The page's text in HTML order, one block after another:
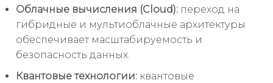
Облачные вычисления (Cloud): переход на
гибридные и мультиоблачные архитектуры
обеспечивает масштабируемость и
безопасность данных.
Квантовые технологии: квантовые